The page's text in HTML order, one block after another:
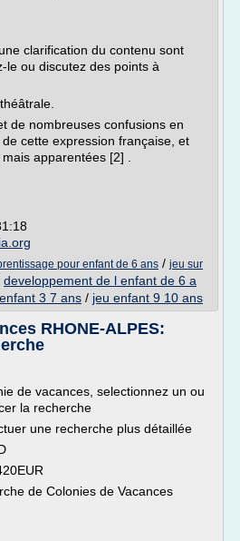
clarification du contenu sont
le ou discutez des points à
de nombreuses confusions en
cette expression française, et
apparentées [2] .
pour enfant de 6 ans / jeu sur
developpement de l enfant de 6 a
3 7 ans / jeu enfant 9 10 ans
RHONE-ALPES:
de vacances, selectionnez un ou
la recherche
une recherche plus détaillée
de Colonies de Vacances